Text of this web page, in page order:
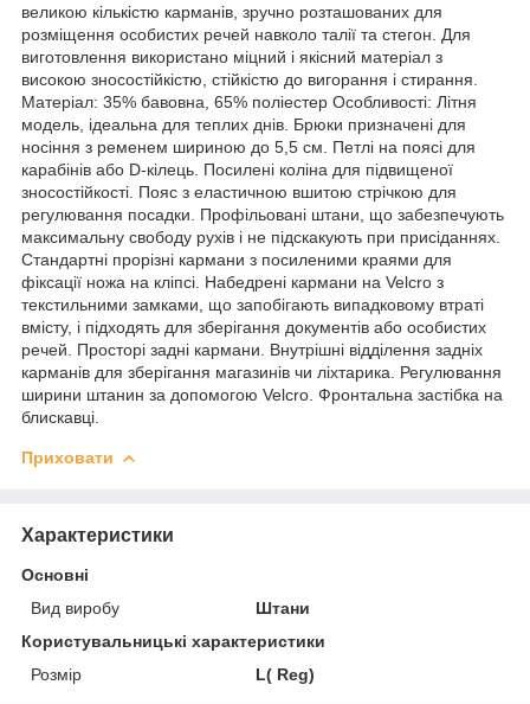
великою кількістю карманів, зручно розташованих для
розміщення особистих речей навколо талії та стегон. Для
виготовлення використано міцний і якісний матеріал з
високою зносостійкістю, стійкістю до вигорання і стирання.
Матеріал: 35% бавовна, 65% поліестер Особливості: Літня
модель, ідеальна для теплих днів. Брюки призначені для
носіння з ременем шириною до 5,5 см. Петлі на поясі для
карабінів або D-кілець. Посилені коліна для підвищеної
зносостійкості. Пояс з еластичною вшитою стрічкою для
регулювання посадки. Профільовані штани, що забезпечують
максимальну свободу рухів і не підскакують при присіданнях.
Стандартні прорізні кармани з посиленими краями для
фіксації ножа на кліпсі. Набедрені кармани на Velcro з
текстильними замками, що запобігають випадковому втраті
вмісту, і підходять для зберігання документів або особистих
речей. Просторі задні кармани. Внутрішні відділення задніх
карманів для зберігання магазинів чи ліхтарика. Регулювання
ширини штанин за допомогою Velcro. Фронтальна застібка на
блискавці.
Приховати
Характеристики
Основні
Вид виробу
Штани
Користувальницькі характеристики
Розмір
L( Reg)